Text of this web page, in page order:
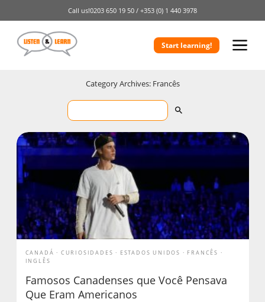
Call us!0203 650 19 50 / +353 (0) 1 440 3978
Start learning!
Category Archives: Francês
CANADÁ CURIOSIDADES ESTADOS UNIDOS
FRANCÊS
INGLÊS
Famosos Canadenses que Você Pensava
Que Eram Americanos